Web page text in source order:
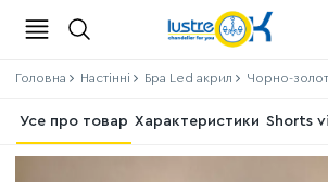
Головна Настінні Бра Led акрил Чорно-
Усе про товар Характеристики Shorts